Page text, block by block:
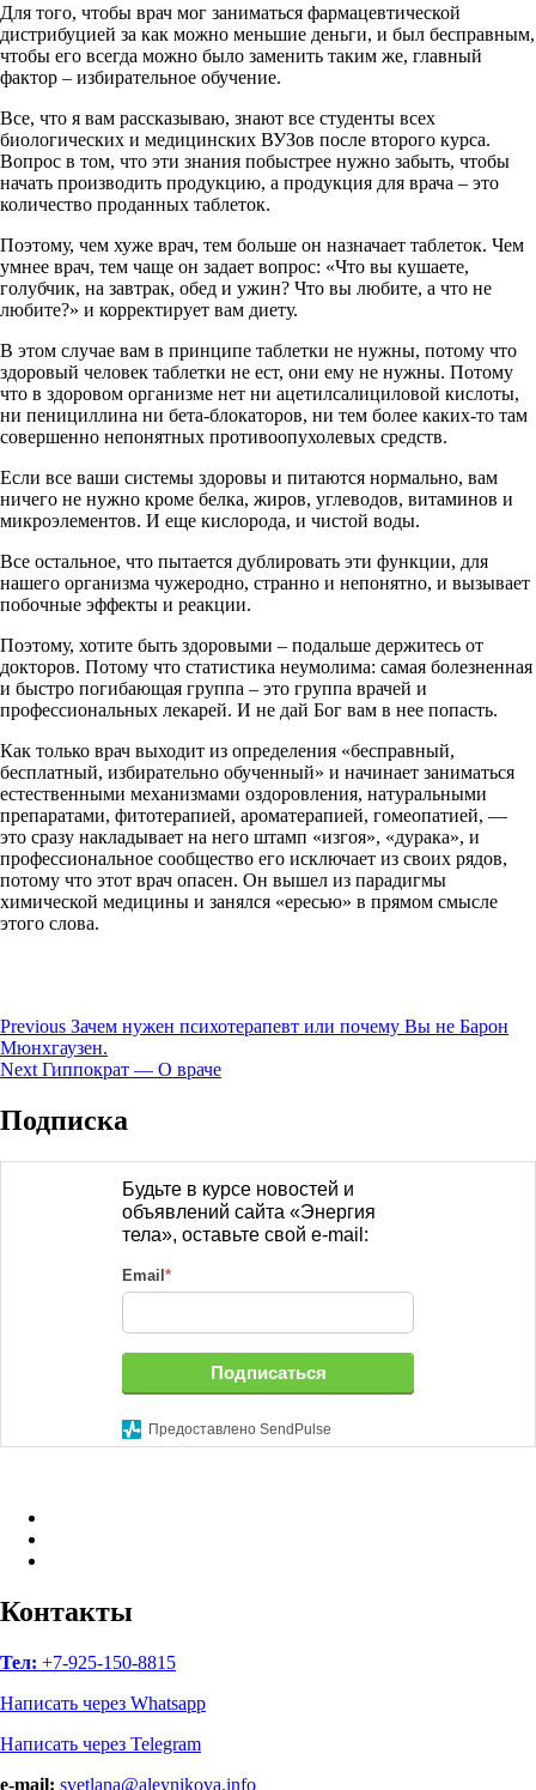
Для того, чтобы врач мог заниматься фармацевтической
дистрибуцией за как можно меньшие деньги, и был бесправным,
чтобы его всегда можно было заменить таким же, главный
фактор – избирательное обучение.
Все, что я вам рассказываю, знают все студенты всех
биологических и медицинских ВУЗов после второго курса.
Вопрос в том, что эти знания побыстрее нужно забыть, чтобы
начать производить продукцию, а продукция для врача – это
количество проданных таблеток.
Поэтому, чем хуже врач, тем больше он назначает таблеток. Чем
умнее врач, тем чаще он задает вопрос: «Что вы кушаете,
голубчик, на завтрак, обед и ужин? Что вы любите, а что не
любите?» и корректирует вам диету.
В этом случае вам в принципе таблетки не нужны, потому что
здоровый человек таблетки не ест, они ему не нужны. Потому
что в здоровом организме нет ни ацетилсалициловой кислоты,
ни пенициллина ни бета-блокаторов, ни тем более каких-то там
совершенно непонятных противоопухолевых средств.
Если все ваши системы здоровы и питаются нормально, вам
ничего не нужно кроме белка, жиров, углеводов, витаминов и
микроэлементов. И еще кислорода, и чистой воды.
Все остальное, что пытается дублировать эти функции, для
нашего организма чужеродно, странно и непонятно, и вызывает
побочные эффекты и реакции.
Поэтому, хотите быть здоровыми – подальше держитесь от
докторов. Потому что статистика неумолима: самая болезненная
и быстро погибающая группа – это группа врачей и
профессиональных лекарей. И не дай Бог вам в нее попасть.
Как только врач выходит из определения «бесправный,
бесплатный, избирательно обученный» и начинает заниматься
естественными механизмами оздоровления, натуральными
препаратами, фитотерапией, ароматерапией, гомеопатией, —
это сразу накладывает на него штамп «изгоя», «дурака», и
профессиональное сообщество его исключает из своих рядов,
потому что этот врач опасен. Он вышел из парадигмы
химической медицины и занялся «ересью» в прямом смысле
этого слова.
Навигация
по
Previous Previous
post:
Зачем нужен психотерапевт или почему Вы не Барон
Мюнхгаузен.
Next Next
Гиппократ — О враче
Подписка
Будьте в курсе новостей и
объявлений сайта «Энергия
тела», оставьте свой e-mail:
Email*
Подписаться
Предоставлено SendPulse
психологов
Контакты
Тел: +7-925-150-8815
Написать через Whatsapp
Написать через Telegram
e-mail: svetlana@aleynikova.info